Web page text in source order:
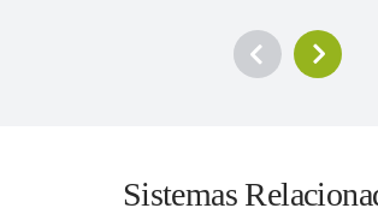
Sistemas